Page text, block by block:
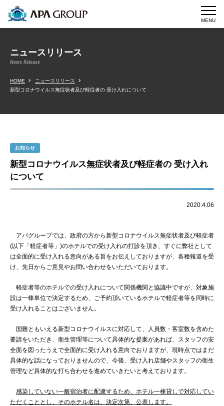
MENU
ニュースリリース
News Release
HOME
ニュースリリース
新型コロナウイルス無症状者及び軽症者の 受け入れについて
お知らせ
新型コロナウイルス無症状者及び軽症者の 受け入れ
について
2020.4.06
アパグループでは、政府の方から新型コロナウイルス無症状者及び軽症者
(以下「軽症者等」)のホテルでの受け入れの打診を頂き、すぐに弊社として
は全面的に受け入れる意向がある旨をお伝えしておりますが、各種報道を受
け、先日からご意見やお問い合わせをいただいております。
軽症者等のホテルでの受け入れについて関係機関と協議中ですが、対象施
設は一棟単位で決定するため、ご予約頂いているホテルで軽症者等を同時に
受け入れることはございません。
国難ともいえる新型コロナウイルスに対応して、人員数・客室数を含めた
要請をいただき、衛生管理等について具体的な提案があれば、スタッフの安
全面を図ったうえで全面的に受け入れる意向でおりますが、現時点ではまだ
具体的な話になっておりませんので、今後、受け入れ店舗やスタッフの衛生
管理など具体的な打ち合わせを進めていきたいと考えております。
感染していない一般宿泊者に配慮するため、ホテル一棟貸しで対応してい
ただくこととし、そのホテル名は、決定次第、公表します。